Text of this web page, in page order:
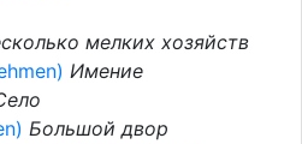
мелких хозяйств
Имение
Большой двор